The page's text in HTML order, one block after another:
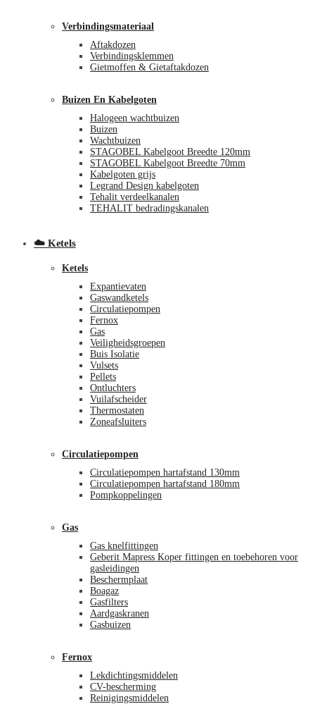
Verbindingsmateriaal
Aftakdozen
Verbindingsklemmen
Gietmoffen & Gietaftakdozen
Buizen En Kabelgoten
Halogeen wachtbuizen
Buizen
Wachtbuizen
STAGOBEL Kabelgoot Breedte 120mm
STAGOBEL Kabelgoot Breedte 70mm
Kabelgoten grijs
Legrand Design kabelgoten
Tehalit verdeelkanalen
TEHALIT bedradingskanalen
☁️ Ketels
Ketels
Expantievaten
Gaswandketels
Circulatiepompen
Fernox
Gas
Veiligheidsgroepen
Buis Isolatie
Vulsets
Pellets
Ontluchters
Vuilafscheider
Thermostaten
Zoneafsluiters
Circulatiepompen
Circulatiepompen hartafstand 130mm
Circulatiepompen hartafstand 180mm
Pompkoppelingen
Gas
Gas knelfittingen
Geberit Mapress Koper fittingen en toebehoren voor
gasleidingen
Beschermplaat
Boagaz
Gasfilters
Aardgaskranen
Gasbuizen
Fernox
Lekdichtingsmiddelen
CV-bescherming
Reinigingsmiddelen